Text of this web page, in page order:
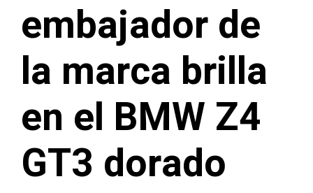
embajador de
la marca brilla
en el BMW Z4
GT3 dorado